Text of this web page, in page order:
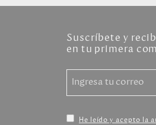
Suscríbete y
en tu primera
He leído y acepto la